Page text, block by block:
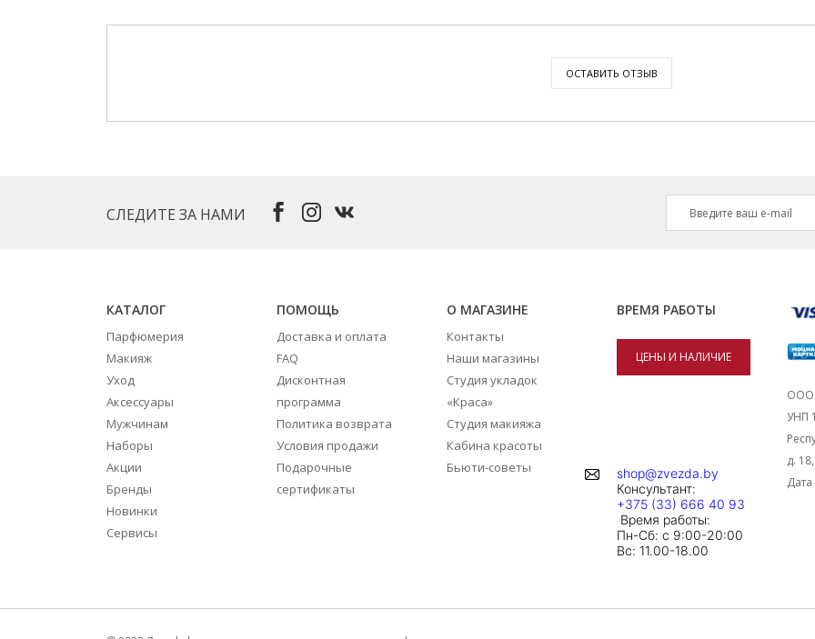
ОСТАВИТЬ ОТЗЫВ
СЛЕДИТЕ ЗА НАМИ
КАТАЛОГ
Парфюмерия
Макияж
Уход
Аксессуары
Мужчинам
Наборы
Акции
Бренды
Новинки
Сервисы
ПОМОЩЬ
Доставка и оплата
FAQ
Дисконтная
программа
Политика возврата
Условия продажи
Подарочные
сертификаты
О МАГАЗИНЕ
Контакты
Наши магазины
Студия укладок
«Краса»
Студия макияжа
Кабина красоты
Бьюти-советы
ВРЕМЯ РАБОТЫ
ЦЕНЫ И НАЛИЧИЕ
shop@zvezda.by
Консультант:
+375 (33) 666 40 93
Время работы:
Пн-Сб: с 9:00-20:00
Вc: 11.00-18.00
ООО
УНП
д.